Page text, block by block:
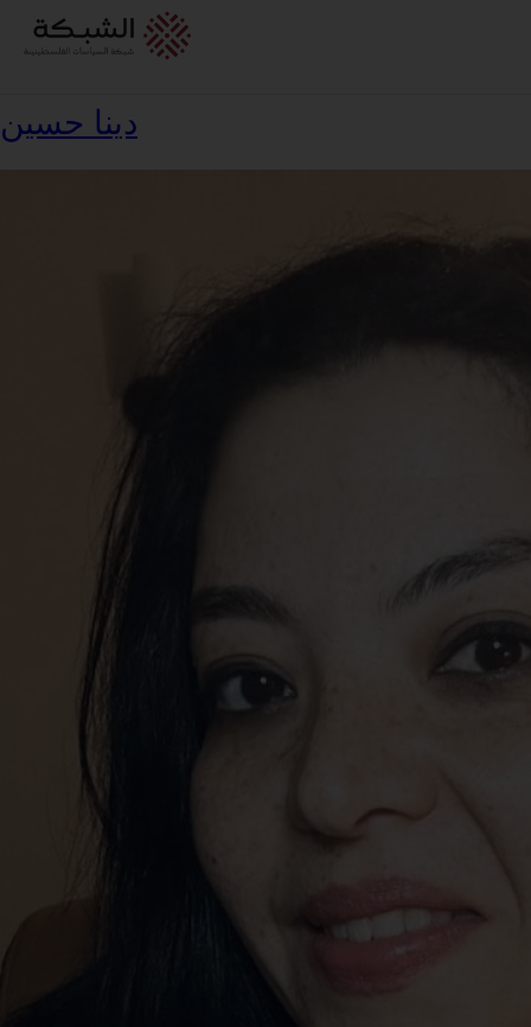
Author Category:
دينا حسين